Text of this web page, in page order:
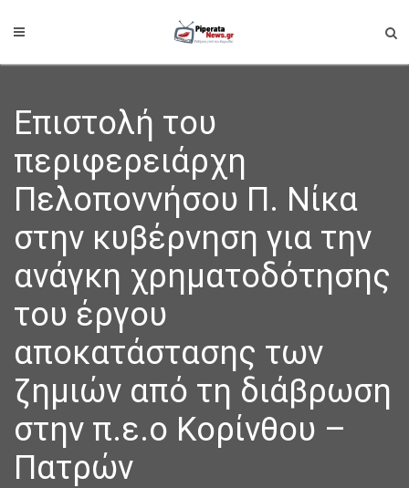
Επιστολή του
περιφερειάρχη
Πελοποννήσου Π. Νίκα
στην κυβέρνηση για την
ανάγκη χρηματοδότησης
του έργου
αποκατάστασης των
ζημιών από τη διάβρωση
στην π.ε.ο Κορίνθου –
Πατρών